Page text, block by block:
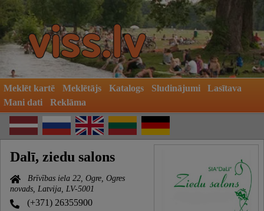
Meklēt kartē Meklētājs Katalogs Sludinājumi
Lasītava
Mani dati
Reklāma
Dalī, ziedu salons
Brīvības iela 22, Ogre, Ogres
novads, Latvija, LV-5001
(+371) 26355900